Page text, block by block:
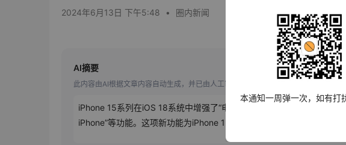
2024年6月13日 下午5:48 • 圈内新闻
AI摘要
此内容由AI根据文章内容自动生成，并已由人工审核
iPhone 15系列在iOS 18系统中增强了“电量储备”功能，即使电量耗尽，
iPhone”等功能。这项新功能为iPhone 15系列独有，旧款机型不兼容。
本通知一周弹一次，如有打